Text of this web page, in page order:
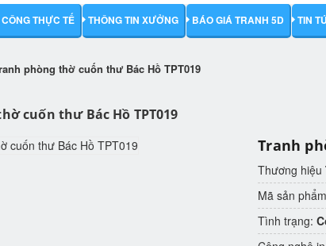
THỰC TẾ THÔNG TIN XƯỞNG BÁO GIÁ TRANH 5D TIN
phòng thờ cuốn thư Bác Hồ TPT019
cuốn thư Bác Hồ TPT019
Tranh
Thương hiệu
Mã sản
Tình trạng: